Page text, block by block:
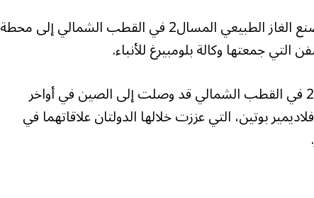
ووصلت ناقلة النفط فوسخود، التي تحمل شحنة من مصنع الغاز الطبيعي المسال2 في القطب الشمالي إلى محطة
جمعتها وكالة بلومبيرغ للأنباء.
وكانت الشحنة الأولى من مصنع الغاز الطبيعي المسال2 في القطب الشمالي قد وصلت إلى الصين في أواخر
بوتين، التي عززت خلالها الدولتان علاقاتهما في